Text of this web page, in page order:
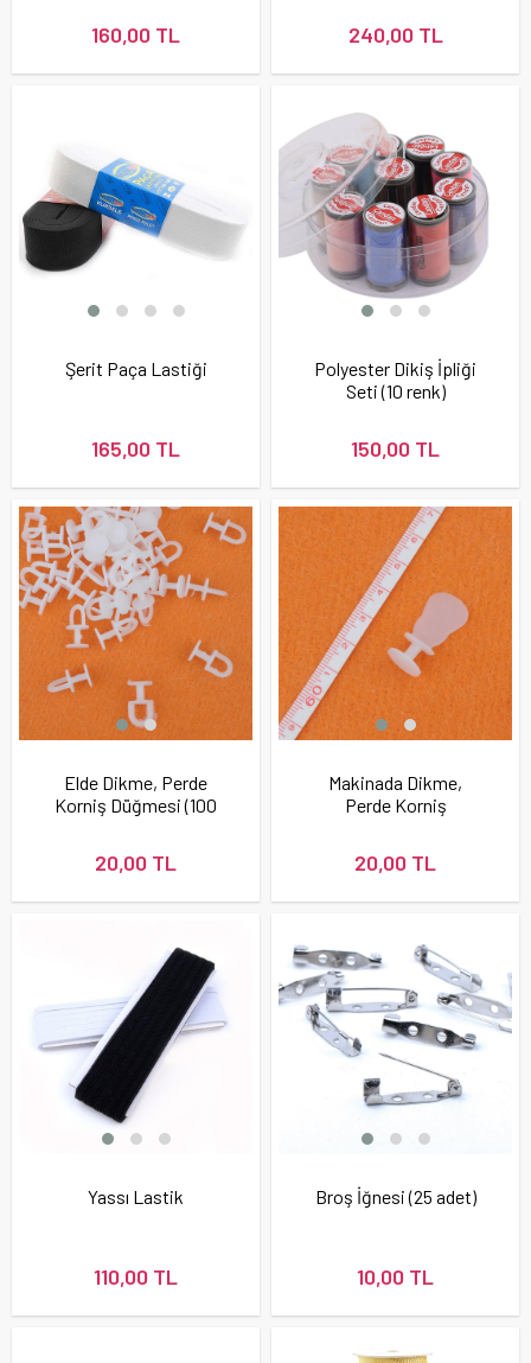
160,00 TL 240,00 TL
Şerit Paça Lastiği
165,00 TL
Polyester Dikiş İpliği
Seti (10 renk)
150,00 TL
Elde Dikme, Perde
Korniş Düğmesi (100
20,00 TL
Makinada Dikme,
Perde Korniş
20,00 TL
Yassı Lastik
110,00 TL
Broş İğnesi (25 adet)
10,00 TL